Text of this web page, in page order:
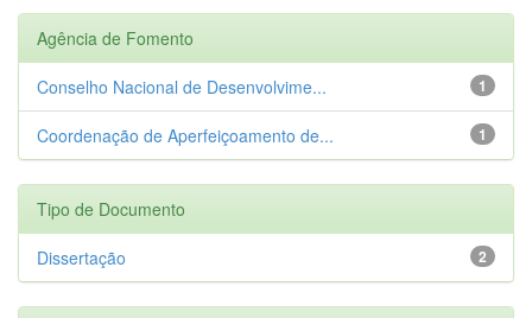
Agência de Fomento
1
Conselho Nacional de Desenvolvime...
1
Coordenação de Aperfeiçoamento de...
Tipo de Documento
2
Dissertação